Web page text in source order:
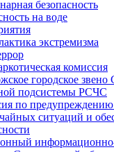
безопасность
на воде
экстремизма
комиссия
городское звено
подсистемы РСЧС
по
ситуаций и